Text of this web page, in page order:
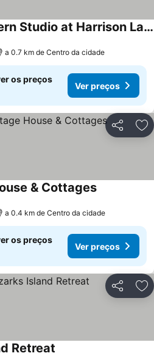
The Riverbend Modern Studio at Harrison Lake
a 0.7 km de Centro da cidade
os preços
Ver preços
Partilhar
& Cottages
a 0.4 km de Centro da cidade
os preços
Ver preços
Partilhar
Retreat